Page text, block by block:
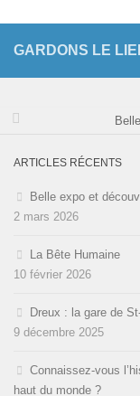
GARDONS LE
ARTICLES RÉCENTS
Belle expo et
2 mars 2026
La Bête Humaine
10 février 2026
Dreux : la gare de
9 décembre 2025
Connaissez-vous
haut du monde ?